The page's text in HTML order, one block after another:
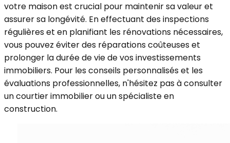
votre maison est crucial pour maintenir sa valeur et
assurer sa longévité. En effectuant des inspections
régulières et en planifiant les rénovations nécessaires,
vous pouvez éviter des réparations coûteuses et
prolonger la durée de vie de vos investissements
immobiliers. Pour les conseils personnalisés et les
évaluations professionnelles, n'hésitez pas à consulter
un courtier immobilier ou un spécialiste en
construction.